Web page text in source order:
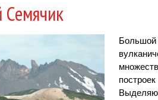
Семячик
Большой